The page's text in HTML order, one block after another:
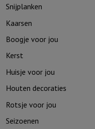
Snijplanken
Kaarsen
Boogje voor jou
Kerst
Huisje voor jou
Houten decoraties
Rotsje voor jou
Seizoenen